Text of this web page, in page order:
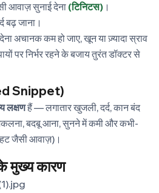
आवाज़ सुनाई देना (टिनिटस) ।
बढ़ जाना।
अचानक कम हो जाए, खून या ज़्यादा स्राव
पर निर्भर रहने के बजाय तुरंत डॉक्टर से
Snippet)
लक्षणहैं — लगातार खुजली, दर्द, कान बंद
बदबू आना, सुनने में कमी और कभी-
जैसी आवाज़)।
मुख्य कारण